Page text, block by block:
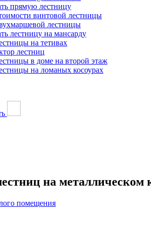
прямую лестницу
винтовой лестницы
лестницы
лестницу на мансарду
на тетивах
лестниц
в доме на второй этаж
на ломаных косоурах
на металлическом
помещения